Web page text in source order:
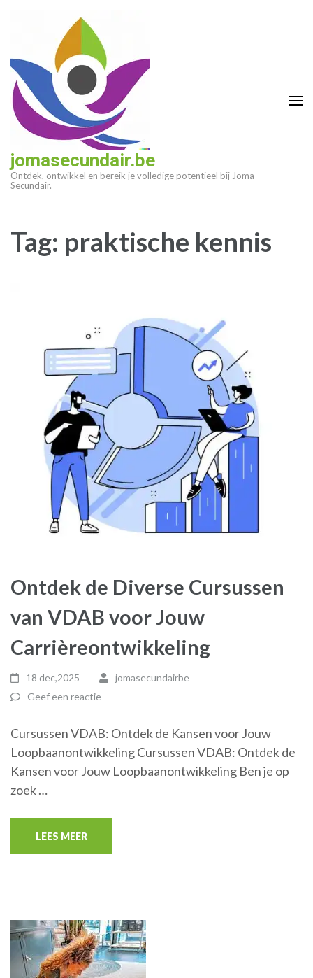
(druk
enter)
jomasecundair.be
Ontdek, ontwikkel en bereik je volledige potentieel bij Joma
Secundair.
Tag: praktische kennis
Ontdek de Diverse Cursussen
van VDAB voor Jouw
Carrièreontwikkeling
18 dec,2025
jomasecundairbe
Geef een reactie
Cursussen VDAB: Ontdek de Kansen voor Jouw
Loopbaanontwikkeling Cursussen VDAB: Ontdek de
Kansen voor Jouw Loopbaanontwikkeling Ben je op
zoek …
LEES MEER